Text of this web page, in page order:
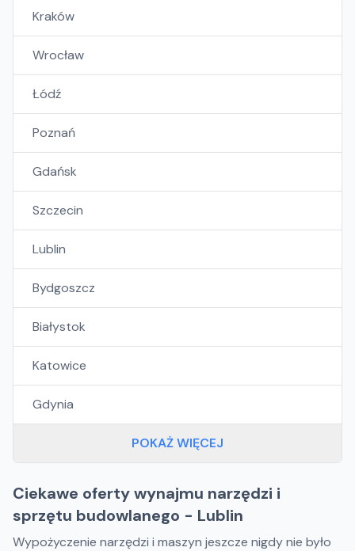
Kraków
Wrocław
Łódź
Poznań
Gdańsk
Szczecin
Lublin
Bydgoszcz
Białystok
Katowice
Gdynia
POKAŻ WIĘCEJ
Ciekawe oferty wynajmu narzędzi i
sprzętu budowlanego - Lublin
Wypożyczenie narzędzi i maszyn jeszcze nigdy nie było